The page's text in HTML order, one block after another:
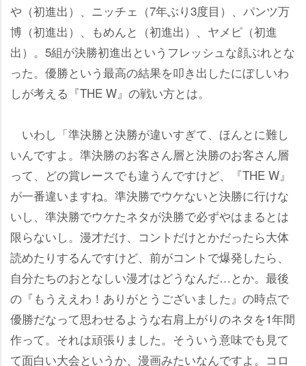
（初進出）、ニッチェ（7年ぶり3度目）、パンツ万
博（初進出）、もめんと（初進出）、ヤメピ（初進
出）。5組が決勝初進出というフレッシュな顔ぶれとな
った。優勝という最高の結果を叩き出したにぼしいわ
しが考える『THE W』の戦い方とは。
いわし「準決勝と決勝が違いすぎて、ほんとに難し
いんですよ。準決勝のお客さん層と決勝のお客さん層
って、どの賞レースでも違うんですけど、『THE W』
が一番違いますね。準決勝でウケないと決勝に行けな
いし、準決勝でウケたネタが決勝で必ずやはまるとは
限らないし。漫才だけ、コントだけとかだったら大体
読めたりするんですけど、前がコントで爆発したら、
自分たちのおとなしい漫才はどうなんだ…とか。最後
の『もうええわ！ありがとうございました』の時点で
優勝だなって思わせるような右肩上がりのネタを1年間
作って。それは頑張りました。そういう意味でも見て
て面白い大会というか、漫画みたいなんですよ。コロ